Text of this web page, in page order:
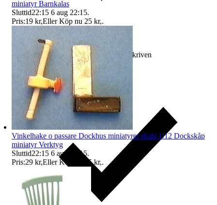
Ersättning om varan inte är som beskriven
miniatyr Barnkalas
Sluttid22:15 6 aug 22:15.
Pris:19 kr,Eller Köp nu 25 kr,.
Vinkelhake o passare Dockhus miniatyrer skala 1:12 Dockskåp
miniatyr Verktyg
Sluttid22:15 6 aug 22:15.
Pris:29 kr,Eller Köp nu 35 kr,.